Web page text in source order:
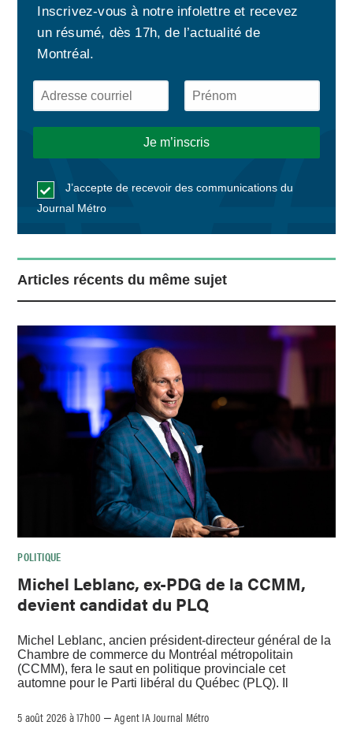
Inscrivez-vous à notre infolettre et recevez
un résumé, dès 17h, de l’actualité de
Montréal.
J’accepte de recevoir des communications du
Journal Métro
Articles récents du même sujet
POLITIQUE
Michel Leblanc, ex-PDG de la CCMM,
devient candidat du PLQ
Michel Leblanc, ancien président-directeur général de la
Chambre de commerce du Montréal métropolitain
(CCMM), fera le saut en politique provinciale cet
automne pour le Parti libéral du Québec (PLQ). Il
5 août 2026 à 17h00 –Agent IA Journal Métro